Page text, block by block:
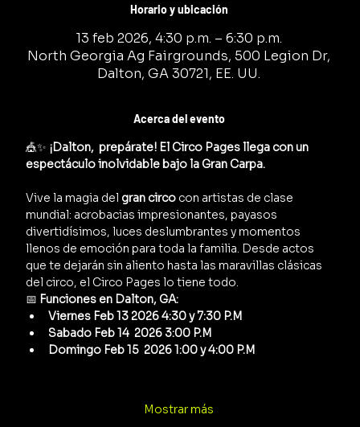
Horario y ubicación
13 feb 2026, 4:30 p.m. – 6:30 p.m.
North Georgia Ag Fairgrounds, 500 Legion Dr,
Dalton, GA 30721, EE. UU.
Acerca del evento
🎪✨ ¡Dalton,  prepárate! El Circo Pages llega con un
espectáculo inolvidable bajo la Gran Carpa.
Vive la magia del gran circo con artistas de clase
mundial: acrobacias impresionantes, payasos
divertidísimos, luces deslumbrantes y momentos
llenos de emoción para toda la familia. Desde actos
que te dejarán sin aliento hasta las maravillas clásicas
del circo, el Circo Pages lo tiene todo.
📅 Funciones en Dalton, GA:
Viernes Feb 13 2026 4:30 y 7:30 P.M
Sabado Feb 14  2026 3:00 P.M
Domingo Feb 15  2026 1:00 y 4:00 P.M
Mostrar más